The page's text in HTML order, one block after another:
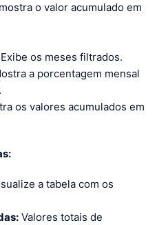
o valor acumulado em
Exibe os meses filtrados.
a porcentagem mensal
os valores acumulados em
a tabela com os
Valores totais de